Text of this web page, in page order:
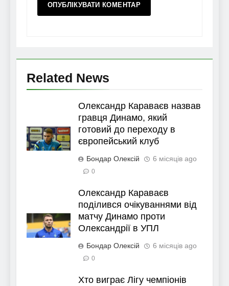
Related News
Олександр Караваєв назвав
гравця Динамо, який
готовий до переходу в
європейський клуб
Бондар Олексій 6 місяців ago
0
Олександр Караваєв
поділився очікуваннями від
матчу Динамо проти
Олександрії в УПЛ
Бондар Олексій 6 місяців ago
0
Хто виграє Лігу чемпіонів